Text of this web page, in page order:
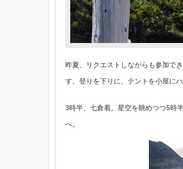
昨夏、リクエストしながらも参加で
す。登りを下りに、テントを小屋に
3時半、七倉着。星空を眺めつつ5時
へ。